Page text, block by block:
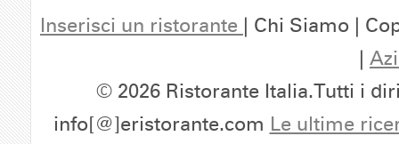
Inserisci un ristorante | Chi Siamo |
|
© 2026 Ristorante Italia.Tutti i
info[@]eristorante.com Le ultime